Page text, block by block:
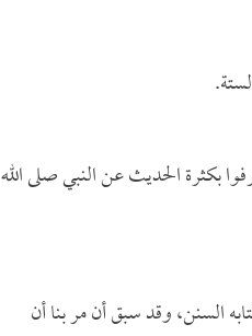
الحديث عن النبي صلى الله
السنن، وقد سبق أن مر بنا أن